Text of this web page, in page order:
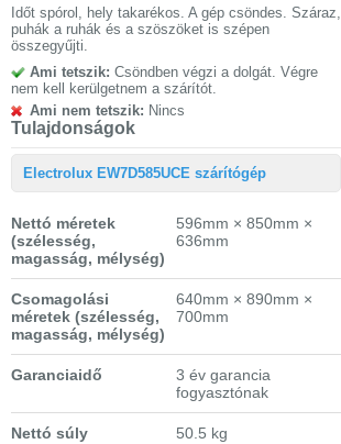
Időt spórol, hely takarékos. A gép csöndes. Száraz,
puhák a ruhák és a szöszöket is szépen
összegyűjti.
Ami tetszik: Csöndben végzi a dolgát. Végre
nem kell kerülgetnem a szárítót.
Ami nem tetszik: Nincs
Tulajdonságok
Electrolux EW7D585UCE szárítógép
Nettó méretek
(szélesség,
magasság, mélység)
596mm × 850mm ×
636mm
Csomagolási
méretek (szélesség,
magasság, mélység)
640mm × 890mm ×
700mm
Garanciaidő
3 év garancia
fogyasztónak
Nettó súly 50.5 kg